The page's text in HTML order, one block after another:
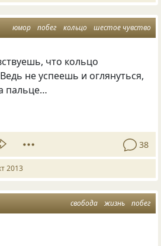
юмор побег кольцо шестое чувство
что кольцо
не успеешь и оглянуться,
пальце…
38
2013
свобода жизнь побег